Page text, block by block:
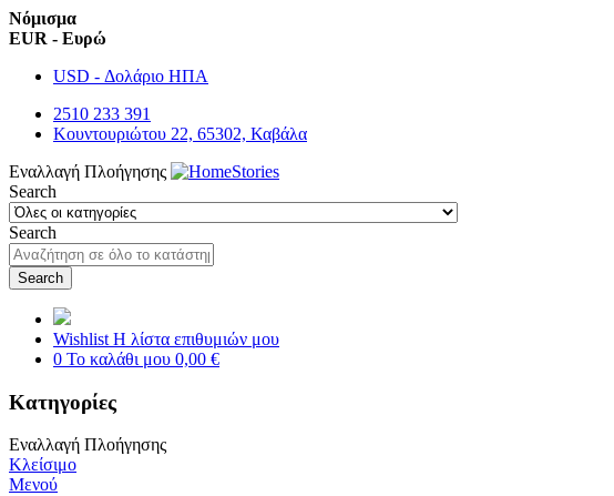
Νόμισμα
EUR - Ευρώ
USD - Δολάριο ΗΠΑ
2510 233 391
Κουντουριώτου 22, 65302, Καβάλα
Εναλλαγή Πλοήγησης
Search
Search
Search
Wishlist Η λίστα επιθυμιών μου
0 Το καλάθι μου 0,00 €
Κατηγορίες
Εναλλαγή Πλοήγησης
Κλείσιμο
Μενού